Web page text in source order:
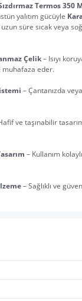
Termos 350
yalıtım gücüyle
süre sıcak veya
Çelik – Isıyı
muhafaza eder.
– Çantanızda
ve taşınabilir
– Kullanım
– Sağlıklı ve